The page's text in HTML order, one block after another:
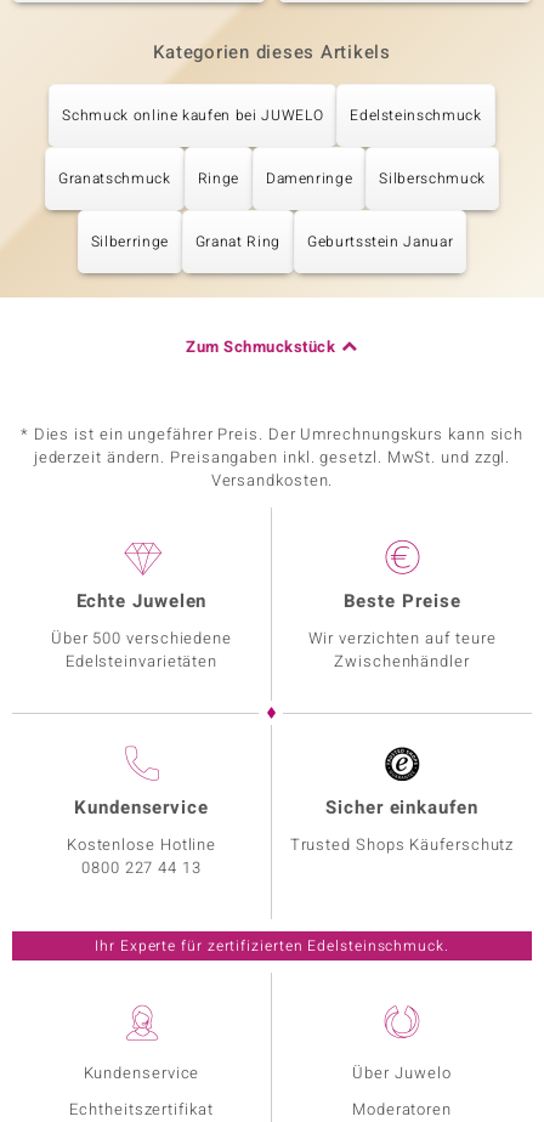
Kategorien dieses Artikels
Schmuck online kaufen bei JUWELO Edelsteinschmuck
Granatschmuck Ringe Damenringe Silberschmuck
Silberringe Granat Ring Geburtsstein Januar
Zum Schmuckstück
* Dies ist ein ungefährer Preis. Der Umrechnungskurs kann sich
jederzeit ändern. Preisangaben inkl. gesetzl. MwSt. und zzgl.
Versandkosten.
Kundenservice
Echtheitszertifikat
Über Juwelo
Moderatoren
Echte Juwelen
Über 500 verschiedene
Edelsteinvarietäten
Beste Preise
Wir verzichten auf teure
Zwischenhändler
Kundenservice
Kostenlose Hotline
0800 227 44 13
Sicher einkaufen
Trusted Shops Käuferschutz
Ihr Experte für zertifizierten Edelsteinschmuck.